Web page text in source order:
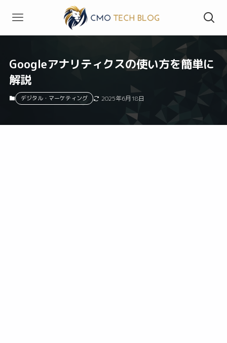
Googleアナリティクスの使い方を簡単に
解説
デジタル・マーケティング 2025年6月18日